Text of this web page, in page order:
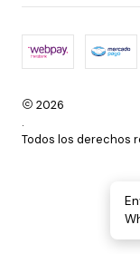
2026
.
Todos los derechos